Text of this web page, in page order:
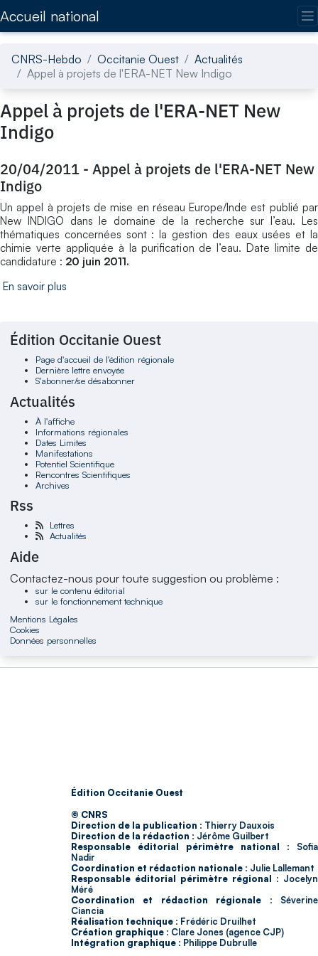
Accueil national
CNRS-Hebdo Occitanie Ouest
Actualités
Appel à projets de l'ERA-NET New Indigo
Appel à projets de l'ERA-NET New
Indigo
20/04/2011 - Appel à projets de l'ERA-NET New
Indigo
Un appel à projets de mise en réseau Europe/Inde est publié par
New INDIGO dans le domaine de la recherche sur l’eau. Les
thématiques concernées sont : la gestion des eaux usées et la
chimie verte appliquée à la purification de l’eau. Date limite de
candidature : 20 juin 2011.
En savoir plus
Édition Occitanie Ouest
Page d'accueil de l'édition régionale
Dernière lettre envoyée
S'abonner/se désabonner
Actualités
À l'affiche
Informations régionales
Dates Limites
Manifestations
Potentiel Scientifique
Rencontres Scientifiques
Archives
Rss
Lettres
Actualités
Aide
Contactez-nous pour toute suggestion ou problème :
sur le contenu éditorial
sur le fonctionnement technique
Mentions Légales
Cookies
Données personnelles
Édition Occitanie Ouest
© CNRS
Direction de la publication : Thierry Dauxois
Direction de la rédaction : Jérôme Guilbert
Responsable éditorial périmètre national : Sofia
Nadir
Coordination et rédaction nationale : Julie Lallemant
Responsable éditorial périmètre régional : Jocelyn
Méré
Coordination et rédaction régionale : Séverine
Ciancia
Réalisation technique : Frédéric Druilhet
Création graphique : Clare Jones (agence CJP)
Intégration graphique : Philippe Dubrulle